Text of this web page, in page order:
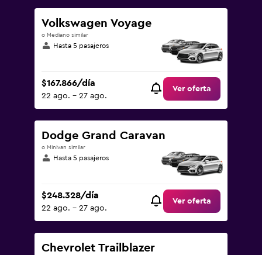
Volkswagen Voyage
o Mediano similar
Hasta 5 pasajeros
$167.866/día
22 ago. - 27 ago.
Ver oferta
Dodge Grand Caravan
o Minivan similar
Hasta 5 pasajeros
$248.328/día
22 ago. - 27 ago.
Ver oferta
Chevrolet Trailblazer